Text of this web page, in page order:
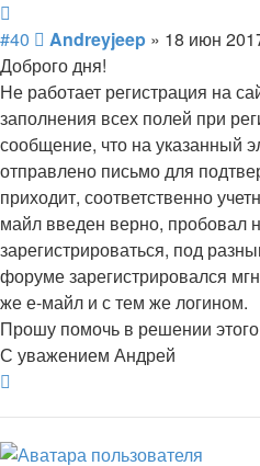
#40
Сообщение
Andreyjeep » 18 июн
Доброго дня!
Не работает регистрация на
заполнения всех полей при
сообщение, что на указанный
отправлено письмо для
приходит, соответственно
майл введен верно, пробовал
зарегистрироваться, под
форуме зарегистрировался
же е-майл и с тем же логином.
Прошу помочь в решении
С уважением Андрей